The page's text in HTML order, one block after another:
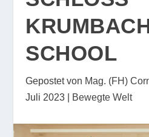
SCHOOL
Gepostet von Mag. (FH)
Juli 2023
Bewegte Welt